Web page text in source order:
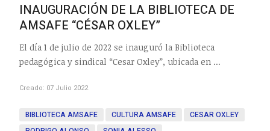
INAUGURACIÓN DE LA BIBLIOTECA DE
AMSAFE “CÉSAR OXLEY”
El día 1 de julio de 2022 se inauguró la Biblioteca
pedagógica y sindical “Cesar Oxley”, ubicada en ...
Creado: 07 Julio 2022
BIBLIOTECA AMSAFE CULTURA AMSAFE
CESAR OXLEY